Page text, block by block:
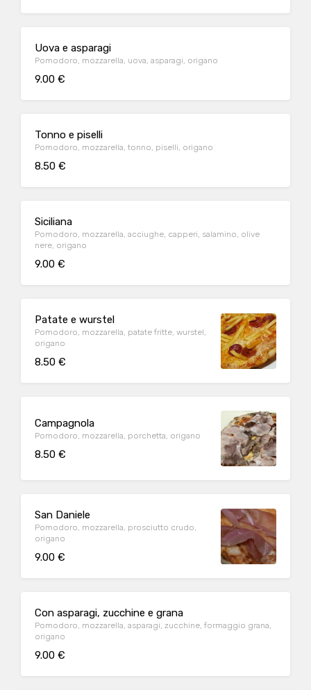
Uova e asparagi
Pomodoro, mozzarella, uova, asparagi, origano
9.00 €
Tonno e piselli
Pomodoro, mozzarella, tonno, piselli, origano
8.50 €
Siciliana
Pomodoro, mozzarella, acciughe, capperi, salamino, olive
nere, origano
9.00 €
Patate e wurstel
Pomodoro, mozzarella, patate fritte, wurstel,
origano
8.50 €
Campagnola
Pomodoro, mozzarella, porchetta, origano
8.50 €
San Daniele
Pomodoro, mozzarella, prosciutto crudo,
origano
9.00 €
Con asparagi, zucchine e grana
Pomodoro, mozzarella, asparagi, zucchine, formaggio grana,
origano
9.00 €